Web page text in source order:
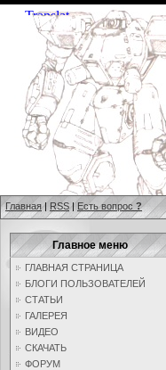
Главная | RSS | Есть вопрос ?
Главное меню
ГЛАВНАЯ СТРАНИЦА
БЛОГИ ПОЛЬЗОВАТЕЛЕЙ
СТАТЬИ
ГАЛЕРЕЯ
ВИДЕО
СКАЧАТЬ
ФОРУМ